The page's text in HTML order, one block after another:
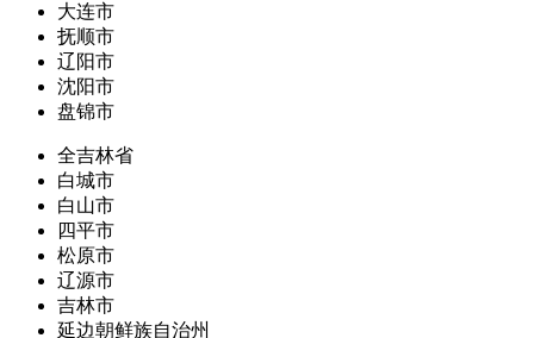
大连市
抚顺市
辽阳市
沈阳市
盘锦市
全吉林省
白城市
白山市
四平市
松原市
辽源市
吉林市
延边朝鲜族自治州